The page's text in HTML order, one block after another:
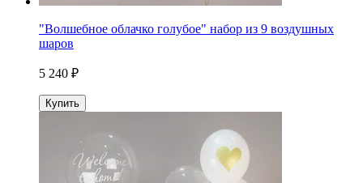
"Волшебное облачко голубое" набор из 9 воздушных
шаров
5 240 ₽
Купить